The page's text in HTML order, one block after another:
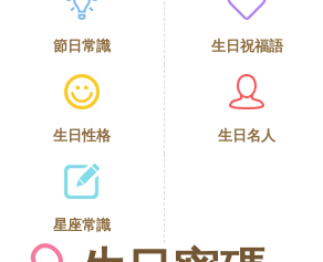
節日常識 生日祝福語
生日性格 生日名人
星座常識